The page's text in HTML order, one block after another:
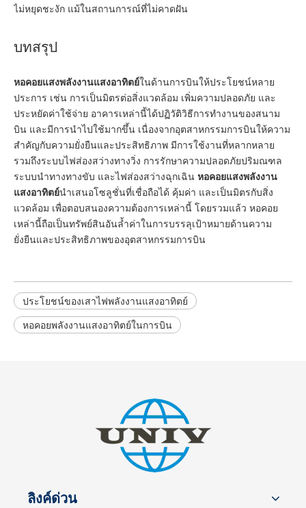
ไม่หยุดชะงัก แม้ในสถานการณ์ที่ไม่คาดฝัน
บทสรุป
หอคอยแสงพลังงานแสงอาทิตย์ในด้านการบินให้ประโยชน์หลาย
ประการ เช่น การเป็นมิตรต่อสิ่งแวดล้อม เพิ่มความปลอดภัย และ
ประหยัดค่าใช้จ่าย อาคารเหล่านี้ได้ปฏิวัติวิธีการทำงานของสนาม
บิน และมีการนำไปใช้มากขึ้น เนื่องจากอุตสาหกรรมการบินให้ความ
สำคัญกับความยั่งยืนและประสิทธิภาพ มีการใช้งานที่หลากหลาย
รวมถึงระบบไฟส่องสว่างทางวิ่ง การรักษาความปลอดภัยปริมณฑล
ระบบนำทางทางขับ และไฟส่องสว่างฉุกเฉิน หอคอยแสงพลังงาน
แสงอาทิตย์นำเสนอโซลูชั่นที่เชื่อถือได้ คุ้มค่า และเป็นมิตรกับสิ่ง
แวดล้อม เพื่อตอบสนองความต้องการเหล่านี้ โดยรวมแล้ว หอคอย
เหล่านี้ถือเป็นทรัพย์สินอันล้ำค่าในการบรรลุเป้าหมายด้านความ
ยั่งยืนและประสิทธิภาพของอุตสาหกรรมการบิน
ประโยชน์ของเสาไฟพลังงานแสงอาทิตย์
หอคอยพลังงานแสงอาทิตย์ในการบิน
ลิงค์ด่วน